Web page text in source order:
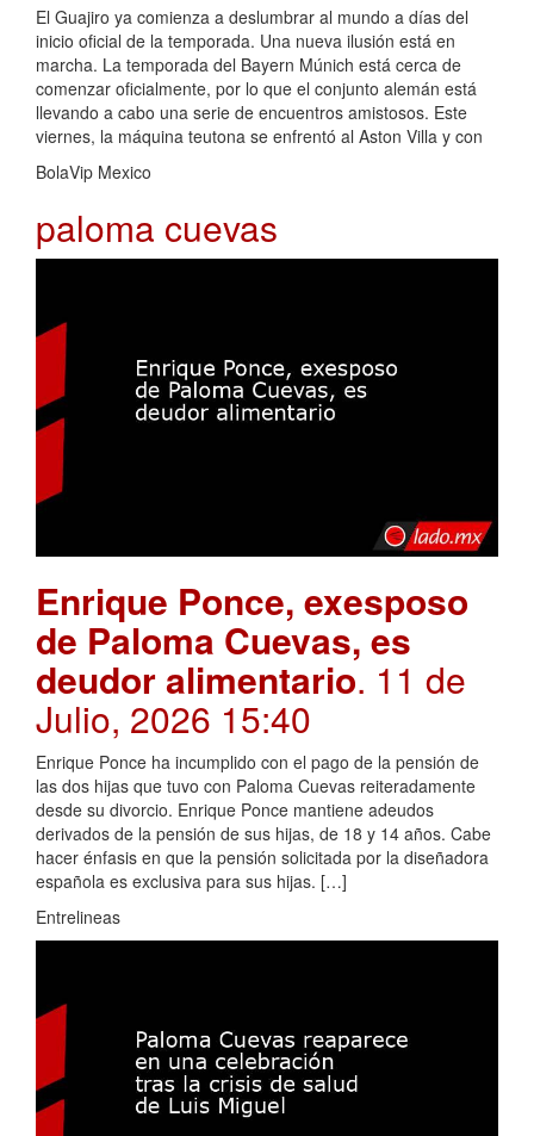
El Guajiro ya comienza a deslumbrar al mundo a días del
inicio oficial de la temporada. Una nueva ilusión está en
marcha. La temporada del Bayern Múnich está cerca de
comenzar oficialmente, por lo que el conjunto alemán está
llevando a cabo una serie de encuentros amistosos. Este
viernes, la máquina teutona se enfrentó al Aston Villa y con
BolaVip Mexico
paloma cuevas
Enrique Ponce, exesposo
de Paloma Cuevas, es
deudor alimentario. 11 de
Julio, 2026 15:40
Enrique Ponce ha incumplido con el pago de la pensión de
las dos hijas que tuvo con Paloma Cuevas reiteradamente
desde su divorcio. Enrique Ponce mantiene adeudos
derivados de la pensión de sus hijas, de 18 y 14 años. Cabe
hacer énfasis en que la pensión solicitada por la diseñadora
española es exclusiva para sus hijas. […]
Entrelineas